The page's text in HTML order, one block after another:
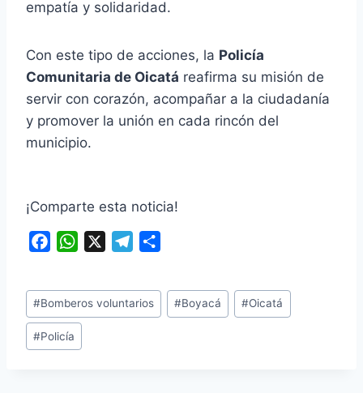
empatía y solidaridad.
Con este tipo de acciones, la Policía
Comunitaria de Oicatá reafirma su misión de
servir con corazón, acompañar a la ciudadanía
y promover la unión en cada rincón del
municipio.
¡Comparte esta noticia!
e
b
o
W
t
s
A
e
Etiquetas
de
la
#Bomberos voluntarios #Boyacá #Oicatá
#Policía